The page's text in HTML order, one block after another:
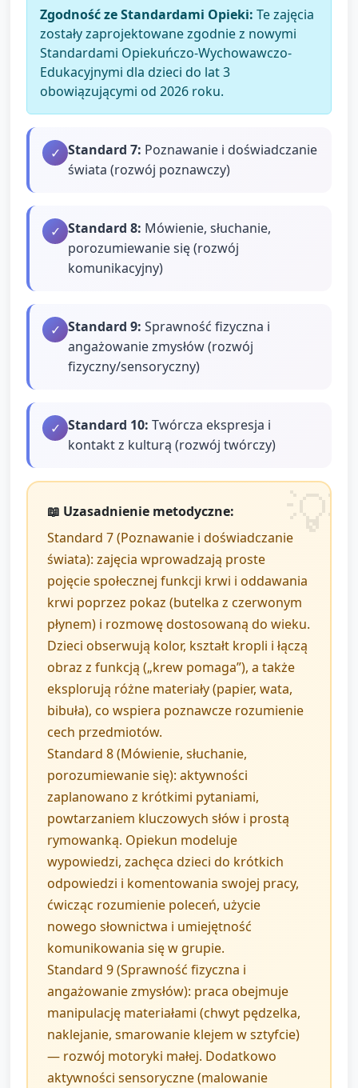
Zgodność ze Standardami Opieki: Te zajęcia
zostały zaprojektowane zgodnie z nowymi
Standardami Opiekuńczo-Wychowawczo-
Edukacyjnymi dla dzieci do lat 3
obowiązującymi od 2026 roku.
✓ Standard 7: Poznawanie i doświadczanie
świata (rozwój poznawczy)
✓ Standard 8: Mówienie, słuchanie,
porozumiewanie się (rozwój
komunikacyjny)
✓ Standard 9: Sprawność fizyczna i
angażowanie zmysłów (rozwój
fizyczny/sensoryczny)
✓ Standard 10: Twórcza ekspresja i
kontakt z kulturą (rozwój twórczy)
📖 Uzasadnienie metodyczne:
Standard 7 (Poznawanie i doświadczanie
świata): zajęcia wprowadzają proste
pojęcie społecznej funkcji krwi i oddawania
krwi poprzez pokaz (butelka z czerwonym
płynem) i rozmowę dostosowaną do wieku.
Dzieci obserwują kolor, kształt kropli i łączą
obraz z funkcją („krew pomaga”), a także
eksplorują różne materiały (papier, wata,
bibuła), co wspiera poznawcze rozumienie
cech przedmiotów.
Standard 8 (Mówienie, słuchanie,
porozumiewanie się): aktywności
zaplanowano z krótkimi pytaniami,
powtarzaniem kluczowych słów i prostą
rymowanką. Opiekun modeluje
wypowiedzi, zachęca dzieci do krótkich
odpowiedzi i komentowania swojej pracy,
ćwicząc rozumienie poleceń, użycie
nowego słownictwa i umiejętność
komunikowania się w grupie.
Standard 9 (Sprawność fizyczna i
angażowanie zmysłów): praca obejmuje
manipulację materiałami (chwyt pędzelka,
naklejanie, smarowanie klejem w sztyfcie)
— rozwój motoryki małej. Dodatkowo
aktywności sensoryczne (malowanie